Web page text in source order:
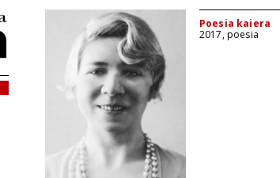
Poesia kaiera
2017, poesia